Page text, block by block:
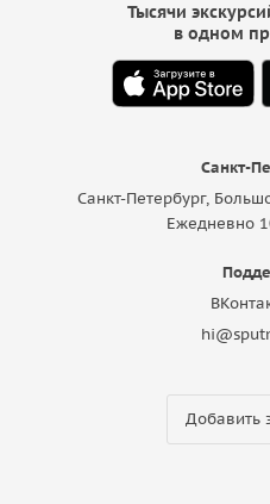
Санкт-
Санкт-Петербург,
Ежедневно
Добавить
Тысячи
в одном